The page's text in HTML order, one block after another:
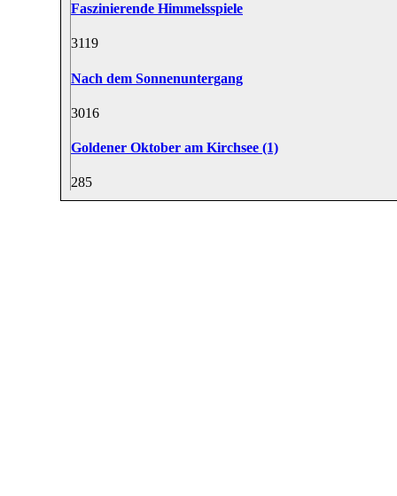
Faszinierende Himmelsspiele
3119
Nach dem Sonnenuntergang
3016
Goldener Oktober am Kirchsee (1)
285